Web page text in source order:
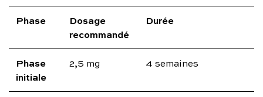
Phase
Dosage
recommandé
Durée
Phase
initiale
2,5 mg 4 semaines